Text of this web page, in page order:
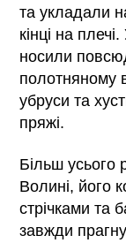
та укладали
кінці на
носили
полотняному
убруси та
пряжі.
Більш усього
Волині, його
стрічками та
завжди